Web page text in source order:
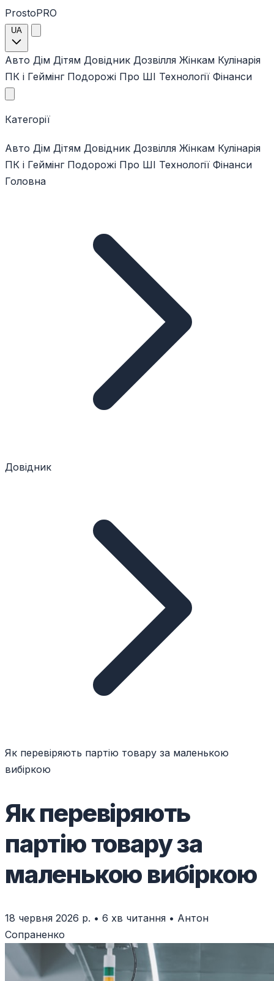
ProstoPRO
UA
Авто Дім Дітям Довідник Дозвілля Жінкам Кулінарія
ПК і Геймінг Подорожі Про ШІ Технології Фінанси
Категорії
Авто Дім Дітям Довідник Дозвілля Жінкам Кулінарія
ПК і Геймінг Подорожі Про ШІ Технології Фінанси
Головна
Довідник
Як перевіряють партію товару за маленькою
вибіркою
Як перевіряють
партію товару за
маленькою вибіркою
18 червня 2026 р. • 6 хв читання • Антон
Сопраненко